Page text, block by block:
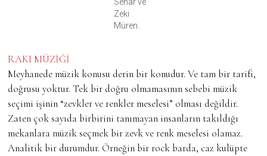
Senar ve
Zeki
Müren.
RAKI MÜZİĞİ
Meyhanede müzik konusu derin bir konudur. Ve tam bir tarifi,
doğrusu yoktur. Tek bir doğru olmamasının sebebi müzik
seçimi işinin “zevkler ve renkler meselesi” olması değildir.
Zaten çok sayıda birbirini tanımayan insanların takıldığı
mekanlara müzik seçmek bir zevk ve renk meselesi olamaz.
Analitik bir durumdur. Örneğin bir rock barda, caz kulüpte